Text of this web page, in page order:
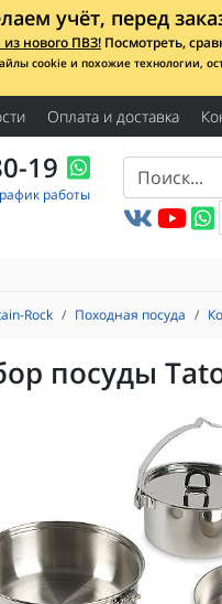
учёт, перед
нового ПВЗ! Посмотреть,
cookie и похожие технологии,
Оплата и доставка
19
работы
Rock Походная посуда
посуды